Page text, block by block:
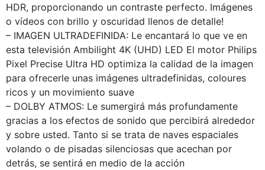
HDR, proporcionando un contraste perfecto. Imágenes
o vídeos con brillo y oscuridad llenos de detalle!
– IMAGEN ULTRADEFINIDA: Le encantará lo que ve en
esta televisión Ambilight 4K (UHD) LED El motor Philips
Pixel Precise Ultra HD optimiza la calidad de la imagen
para ofrecerle unas imágenes ultradefinidas, coloures
ricos y un movimiento suave
– DOLBY ATMOS: Le sumergirá más profundamente
gracias a los efectos de sonido que percibirá alrededor
y sobre usted. Tanto si se trata de naves espaciales
volando o de pisadas silenciosas que acechan por
detrás, se sentirá en medio de la acción